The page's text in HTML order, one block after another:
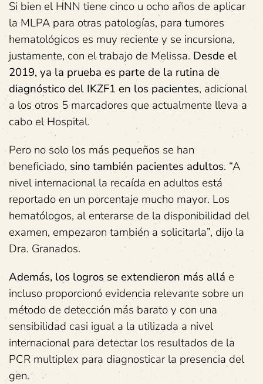
Si bien el HNN tiene cinco u ocho años de aplicar
la MLPA para otras patologías, para tumores
hematológicos es muy reciente y se incursiona,
justamente, con el trabajo de Melissa. Desde el
2019, ya la prueba es parte de la rutina de
diagnóstico del IKZF1 en los pacientes, adicional
a los otros 5 marcadores que actualmente lleva a
cabo el Hospital.
Pero no solo los más pequeños se han
beneficiado, sino también pacientes adultos. “A
nivel internacional la recaída en adultos está
reportado en un porcentaje mucho mayor. Los
hematólogos, al enterarse de la disponibilidad del
examen, empezaron también a solicitarla”, dijo la
Dra. Granados.
Además, los logros se extendieron más allá e
incluso proporcionó evidencia relevante sobre un
método de detección más barato y con una
sensibilidad casi igual a la utilizada a nivel
internacional para detectar los resultados de la
PCR multiplex para diagnosticar la presencia del
gen.